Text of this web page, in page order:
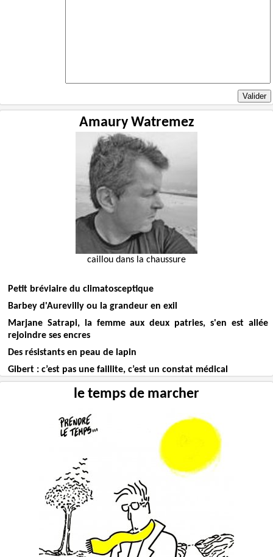
Amaury Watremez
caillou dans la chaussure
Petit bréviaire du climatosceptique
Barbey d'Aurevilly ou la grandeur en exil
Marjane Satrapi, la femme aux deux patries, s'en est allée
rejoindre ses encres
Des résistants en peau de lapin
Gibert : c’est pas une faillite, c’est un constat médical
le temps de marcher